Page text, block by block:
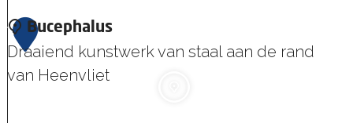
k
R
u
ï
1
0
Bucephalus
Draaiend kunstwerk van staal aan de rand
van Heenvliet